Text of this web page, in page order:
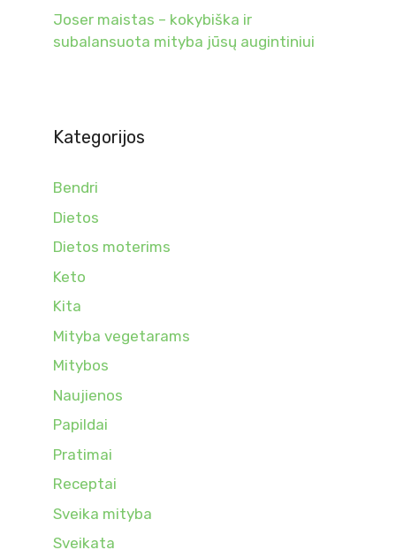
Joser maistas – kokybiška ir
subalansuota mityba jūsų augintiniui
Kategorijos
Bendri
Dietos
Dietos moterims
Keto
Kita
Mityba vegetarams
Mitybos
Naujienos
Papildai
Pratimai
Receptai
Sveika mityba
Sveikata